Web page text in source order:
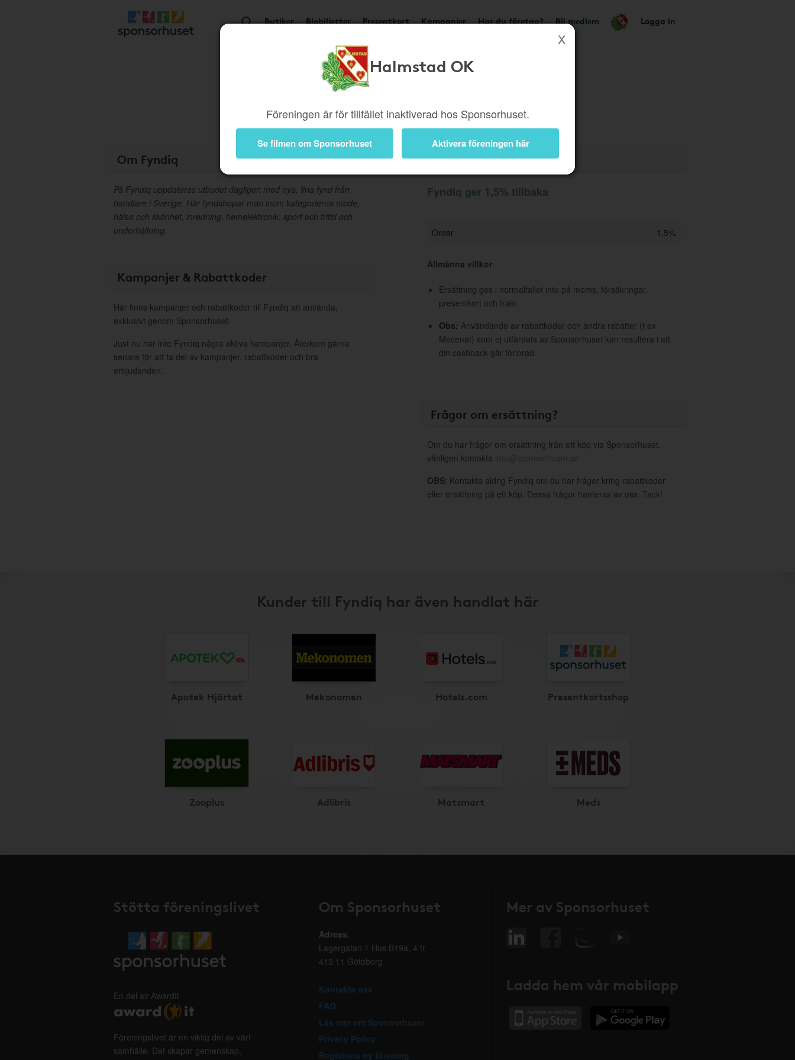
Butiker Biobiljetter Presentkort Kampanjer Har du företag? Bli medlem Logga in
Halmstad OK
Föreningen är för tillfället inaktiverad hos Sponsorhuset.
Se filmen om Sponsorhuset Aktivera föreningen här
Ger 1,5%
Om Fyndiq
På Fyndiq uppdateras utbudet dagligen med nya, fina fynd från
handlare i Sverige. Här fyndshopar man inom kategorierna mode,
hälsa och skönhet, inredning, hemelektronik, sport och fritid och
underhållning.
Kampanjer & Rabattkoder
Här finns kampanjer och rabattkoder till Fyndiq att använda,
exklusivt genom Sponsorhuset.
Just nu har inte Fyndiq några aktiva kampanjer. Återkom gärna
senare för att ta del av kampanjer, rabattkoder och bra
erbjudanden.
Information
Fyndiq ger 1,5% tillbaka
Order 1,5%
Allmänna villkor:
Ersättning ges i normalfallet inte på moms, försäkringar,
presentkort och frakt.
Obs: Användande av rabattkoder och andra rabatter (t ex
Mecenat) som ej utfärdats av Sponsorhuset kan resultera i att
din cashback går förlorad.
Frågor om ersättning?
Om du har frågor om ersättning från ett köp via Sponsorhuset,
vänligen kontakta info@sponsorhuset.se
OBS: Kontakta aldrig Fyndiq om du har frågor kring rabattkoder
eller ersättning på ett köp. Dessa frågor hanteras av oss. Tack!
Kunder till Fyndiq har även handlat här
Apotek Hjärtat Mekonomen Hotels.com Presentkortsshop
Zooplus Adlibris Matsmart Meds
Stötta föreningslivet
En del av AwardIt
Föreningslivet är en viktig del av vårt
samhälle. Det skapar gemenskap,
Om Sponsorhuset
Adress:
Lagergatan 1 Hus B19a, 4 tr
415 11 Göteborg
Kontakta oss
FAQ
Läs mer om Sponsorhuset
Privacy Policy
Registrera ny förening
Mer av Sponsorhuset
Ladda hem vår mobilapp